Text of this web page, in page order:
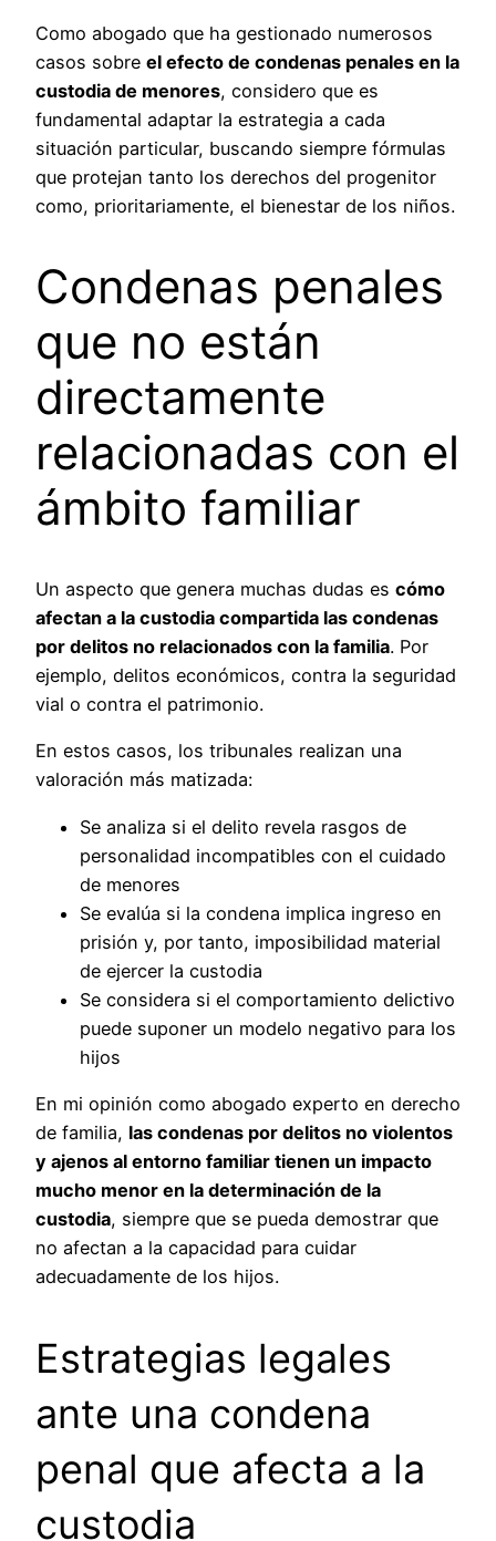
Como abogado que ha gestionado numerosos
casos sobre el efecto de condenas penales en la
custodia de menores, considero que es
fundamental adaptar la estrategia a cada
situación particular, buscando siempre fórmulas
que protejan tanto los derechos del progenitor
como, prioritariamente, el bienestar de los niños.
Condenas penales
que no están
directamente
relacionadas con el
ámbito familiar
Un aspecto que genera muchas dudas es cómo
afectan a la custodia compartida las condenas
por delitos no relacionados con la familia. Por
ejemplo, delitos económicos, contra la seguridad
vial o contra el patrimonio.
En estos casos, los tribunales realizan una
valoración más matizada:
Se analiza si el delito revela rasgos de
personalidad incompatibles con el cuidado
de menores
Se evalúa si la condena implica ingreso en
prisión y, por tanto, imposibilidad material
de ejercer la custodia
Se considera si el comportamiento delictivo
puede suponer un modelo negativo para los
hijos
En mi opinión como abogado experto en derecho
de familia, las condenas por delitos no violentos
y ajenos al entorno familiar tienen un impacto
mucho menor en la determinación de la
custodia, siempre que se pueda demostrar que
no afectan a la capacidad para cuidar
adecuadamente de los hijos.
Estrategias legales
ante una condena
penal que afecta a la
custodia